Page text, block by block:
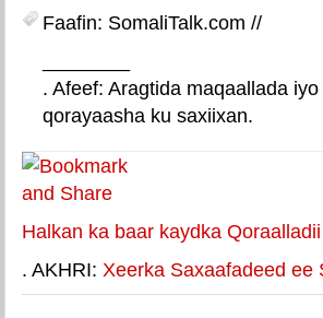
Faafin: SomaliTalk.com //
. Afeef: Aragtida maqaallada
qorayaasha ku saxiixan.
Halkan ka baar kaydka
. AKHRI: Xeerka Saxaafadeed ee